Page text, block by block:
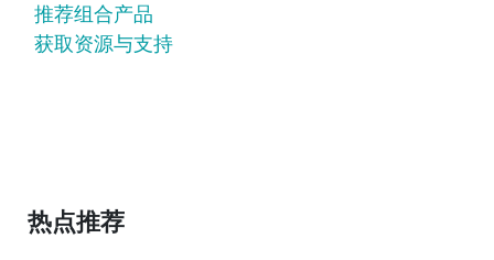
推荐组合产品
获取资源与支持
热点推荐